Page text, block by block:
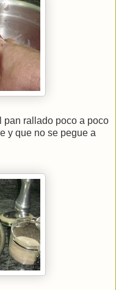
pan rallado poco a poco
y que no se pegue a